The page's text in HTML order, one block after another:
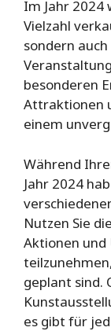
Im Jahr 2024
Vielzahl
sondern
besonderen
Attraktionen
einem
Während
Jahr 2024
Nutzen Sie
Aktionen
geplant sind.
es gibt für